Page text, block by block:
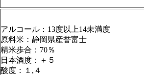
アルコール：13度以上14未満度
原料米：静岡県産誉富士
精米歩合：70％
日本酒度：＋５
酸度：１,４